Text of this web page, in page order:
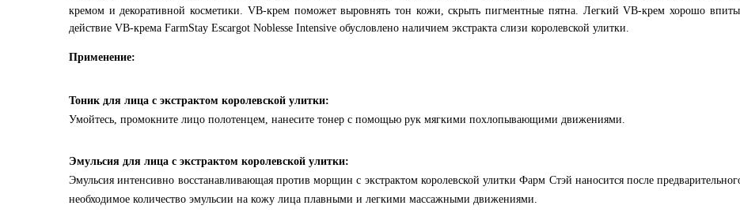
кремом и декоративной косметики. VB-крем поможет выровнять тон кожи, скрыть пигментные пятна. Легкий VB-крем хорошо
действие VB-крема FarmStay Escargot Noblesse Intensive обусловлено наличием экстракта слизи королевской улитки.
Применение:
Тоник для лица с экстрактом королевской улитки:
Умойтесь, промокните лицо полотенцем, нанесите тонер с помощью рук мягкими похлопывающими движениями.
Эмульсия для лица с экстрактом королевской улитки:
Эмульсия интенсивно восстанавливающая против морщин с экстрактом королевской улитки Фарм Стэй наносится после
необходимое количество эмульсии на кожу лица плавными и легкими массажными движениями.